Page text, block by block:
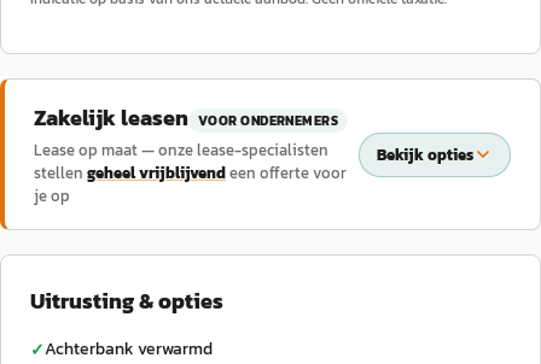
Zakelijk leasen VOOR ONDERNEMERS
Lease op maat — onze lease-specialisten
stellen geheel vrijblijvendeen offerte voor
je op
Bekijk opties
Uitrusting & opties
✓Achterbank verwarmd